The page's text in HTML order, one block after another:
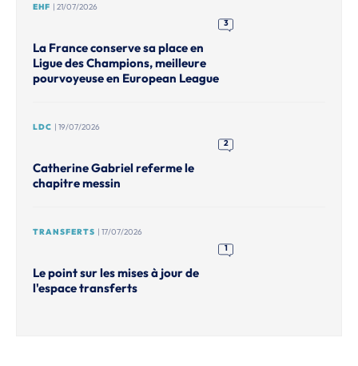
EHF | 21/07/2026
3
La France conserve sa place en
Ligue des Champions, meilleure
pourvoyeuse en European League
LDC | 19/07/2026
2
Catherine Gabriel referme le
chapitre messin
TRANSFERTS | 17/07/2026
1
Le point sur les mises à jour de
l'espace transferts